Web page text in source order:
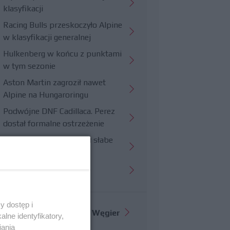
klasyfikacji
Racing Bulls przeskoczyło Alpine
w klasyfikacji generalnej
Hulkenberg w końcu z punktami
w tym sezonie
Aston Martin zagroził nawet
Alpine na Hungaroringu
Podwójne DNF Cadillaca. Perez
dostał formalne ostrzeżenie
Hungaroring potwierdził słabe
Więcej informacji o GP Węgier
dostęp i
identyfikatory,